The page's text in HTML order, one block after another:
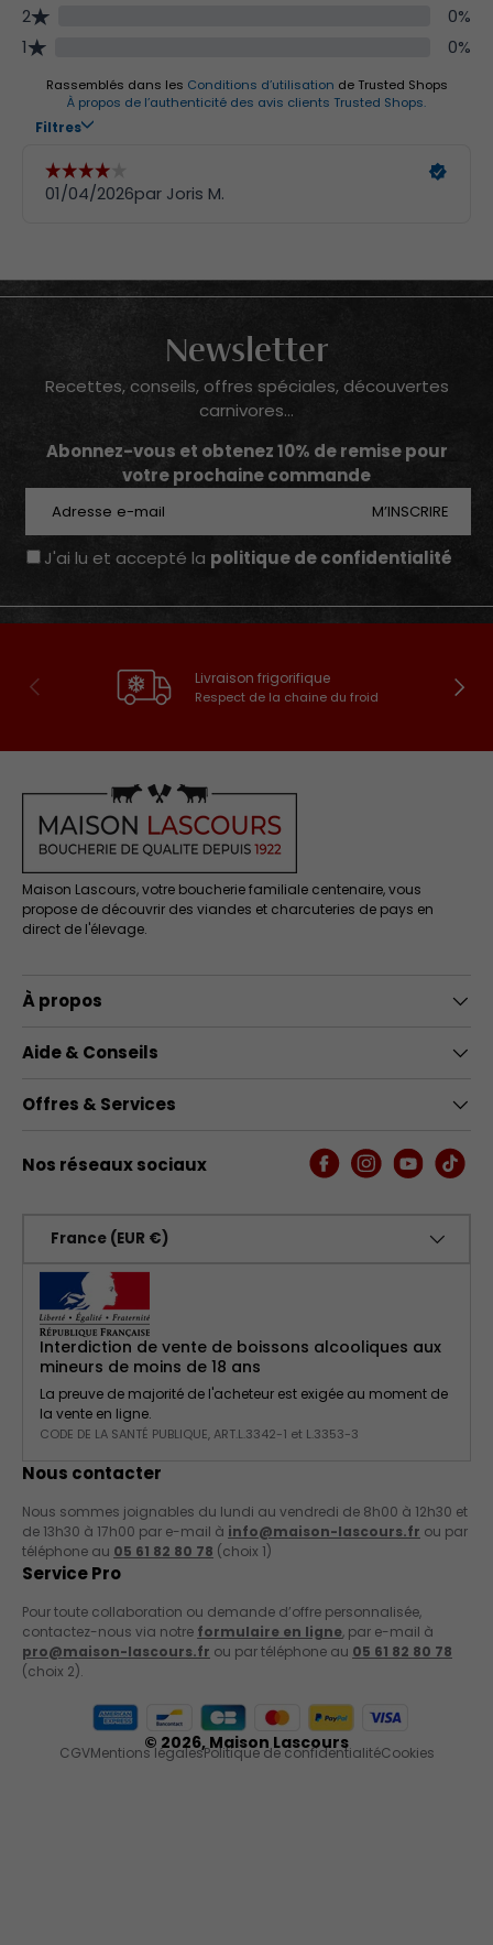
Newsletter
Recettes, conseils, offres spéciales, découvertes
carnivores...
Abonnez-vous et obtenez 10% de remise pour
votre prochaine commande
M’INSCRIRE
J'ai lu et accepté la politique de confidentialité
Précédent Livraison frigorifique
Respect de la chaine du froid
Maison Lascours, votre boucherie familiale centenaire, vous
propose de découvrir des viandes et charcuteries de pays en
direct de l'élevage.
À propos
Aide & Conseils
Offres & Services
Nos réseaux sociaux FacebookInstagram
YouTube
France (EUR €)
Interdiction de vente de boissons alcooliques aux
mineurs de moins de 18 ans
La preuve de majorité de l'acheteur est exigée au moment de
la vente en ligne.
CODE DE LA SANTÉ PUBLIQUE, ART.L.3342-1 et L.3353-3
Nous contacter
Nous sommes joignables du lundi au vendredi de 8h00 à 12h30 et
de 13h30 à 17h00 par e-mail à info@maison-lascours.fr ou par
téléphone au 05 61 82 80 78 (choix 1)
Service Pro
Pour toute collaboration ou demande d’offre personnalisée,
contactez-nous via notre formulaire en ligne, par e-mail à
pro@maison-lascours.fr ou par téléphone au 05 61 82 80 78
(choix 2).
Moyens de paiement acceptés
© 2026, Maison Lascours
CGVMentions légalesPolitique de confidentialitéCookies